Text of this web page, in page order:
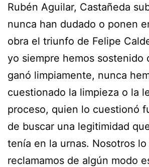
Rubén Aguilar, Castañeda
nunca han dudado o ponen
obra el triunfo de Felipe
yo siempre hemos sostenido
ganó limpiamente, nunca
cuestionado la limpieza o la
proceso, quien lo cuestionó
de buscar una legitimidad
tenía en la urnas. Nosotros
reclamamos de algún modo